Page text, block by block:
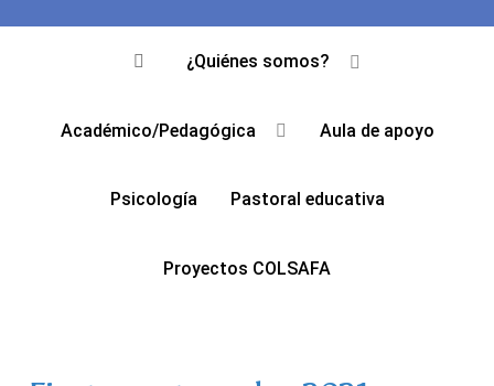
¿Quiénes somos?
Académico/Pedagógica Aula de apoyo
Psicología Pastoral educativa
Proyectos COLSAFA